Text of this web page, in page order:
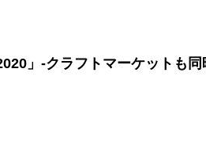
」-クラフトマーケットも同